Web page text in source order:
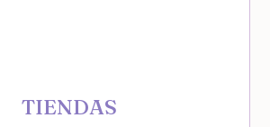
TIENDAS